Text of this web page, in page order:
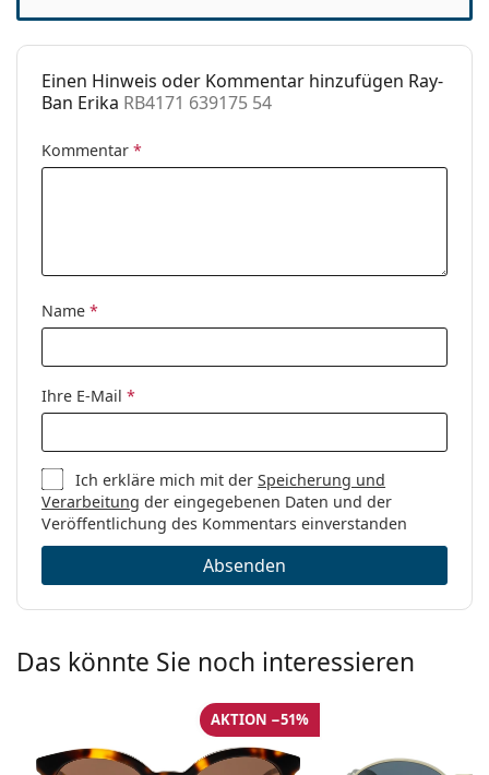
Einen Hinweis oder Kommentar hinzufügen Ray-
Ban Erika RB4171 639175 54
Kommentar *
Name *
Ihre E-Mail *
Ich erkläre mich mit derSpeicherung und
Verarbeitung der eingegebenen Daten und der
Veröffentlichung des Kommentars einverstanden
Absenden
Das könnte Sie noch interessieren
AKTION −51%